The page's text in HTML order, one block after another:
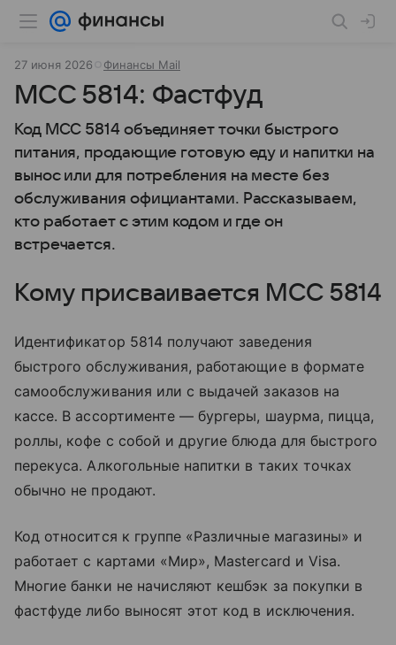
27 июня 2026 Финансы Mail
MCC 5814: Фастфуд
Код MCC 5814 объединяет точки быстрого
питания, продающие готовую еду и напитки на
вынос или для потребления на месте без
обслуживания официантами. Рассказываем,
кто работает с этим кодом и где он
встречается.
Кому присваивается MCC 5814
Идентификатор 5814 получают заведения
быстрого обслуживания, работающие в формате
самообслуживания или с выдачей заказов на
кассе. В ассортименте — бургеры, шаурма, пицца,
роллы, кофе с собой и другие блюда для быстрого
перекуса. Алкогольные напитки в таких точках
обычно не продают.
Код относится к группе «Различные магазины» и
работает с картами «Мир», Mastercard и Visa.
Многие банки не начисляют кешбэк за покупки в
фастфуде либо выносят этот код в исключения.